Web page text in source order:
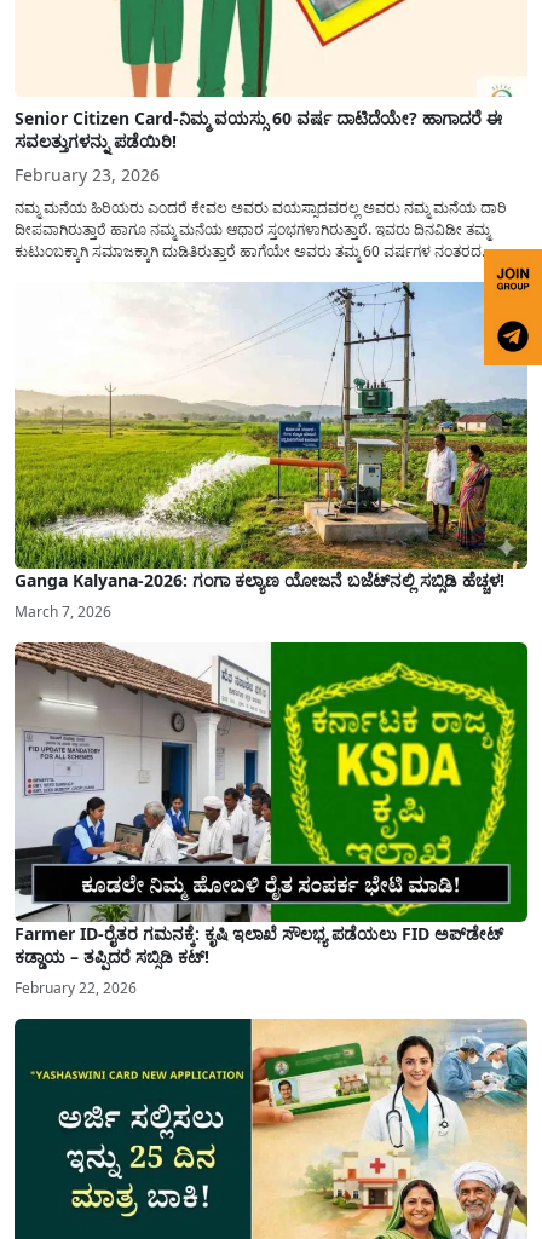
Senior Citizen Card-ನಿಮ್ಮ ವಯಸ್ಸು 60 ವರ್ಷ ದಾಟಿದೆಯೇ? ಹಾಗಾದರೆ ಈ
ಸವಲತ್ತುಗಳನ್ನು ಪಡೆಯಿರಿ!
February 23, 2026
ನಮ್ಮ ಮನೆಯ ಹಿರಿಯರು ಎಂದರೆ ಕೇವಲ ಅವರು ವಯಸ್ಸಾದವರಲ್ಲ ಅವರು ನಮ್ಮ ಮನೆಯ ದಾರಿ
ದೀಪವಾಗಿರುತ್ತಾರೆ ಹಾಗೂ ನಮ್ಮ ಮನೆಯ ಆಧಾರ ಸ್ತಂಭಗಳಾಗಿರುತ್ತಾರೆ. ಇವರು ದಿನವಿಡೀ ತಮ್ಮ
ಕುಟುಂಬಕ್ಕಾಗಿ ಸಮಾಜಕ್ಕಾಗಿ ದುಡಿತಿರುತ್ತಾರೆ ಹಾಗೆಯೇ ಅವರು ತಮ್ಮ 60 ವರ್ಷಗಳ ನಂತರದ
ಜೀವನವನ್ನು ನೆಮ್ಮದಿಯಿಂದ ಕಳೆಯಬೇಕೆಂಬುದು ಪ್ರತಿಯೊಬ್ಬರ ಕನಸಾಗಿರುತ್ತದೆ ಆದ್ದರಿಂದ ಸರ್ಕಾರವು
Ganga Kalyana-2026: ಗಂಗಾ ಕಲ್ಯಾಣ ಯೋಜನೆ ಬಜೆಟ್‌ನಲ್ಲಿ ಸಬ್ಸಿಡಿ ಹೆಚ್ಚಳ!
March 7, 2026
Farmer ID-ರೈತರ ಗಮನಕ್ಕೆ: ಕೃಷಿ ಇಲಾಖೆ ಸೌಲಭ್ಯ ಪಡೆಯಲು FID ಅಪ್‌ಡೇಟ್
ಕಡ್ಡಾಯ – ತಪ್ಪಿದರೆ ಸಬ್ಸಿಡಿ ಕಟ್!
February 22, 2026